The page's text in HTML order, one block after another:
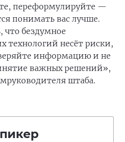
переформулируйте —
понимать вас лучше.
бездумное
технологий несёт риски,
информацию и не
важных решений»,
штаба.